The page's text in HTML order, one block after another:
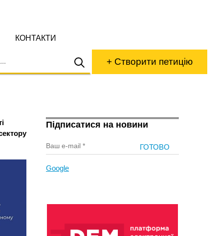
КОНТАКТИ
+ Створити петицію
Підписатися на новини
Google